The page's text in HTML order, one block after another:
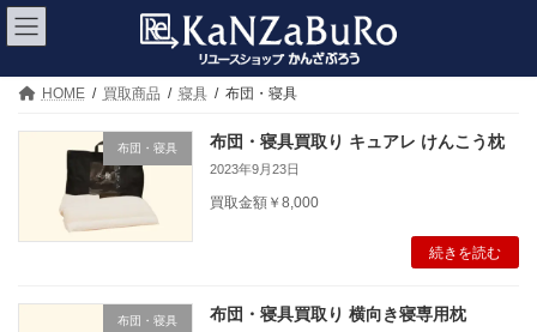
コ
ン
テ
ン
ナ
ビ
ゲ
ー
HOME 買取商品 寝具 布団・寝具
布団・寝具 布団・寝具買取り キュアレ けんこう枕
2023年9月23日
買取金額￥8,000
続きを読む
布団・寝具 布団・寝具買取り 横向き寝専用枕